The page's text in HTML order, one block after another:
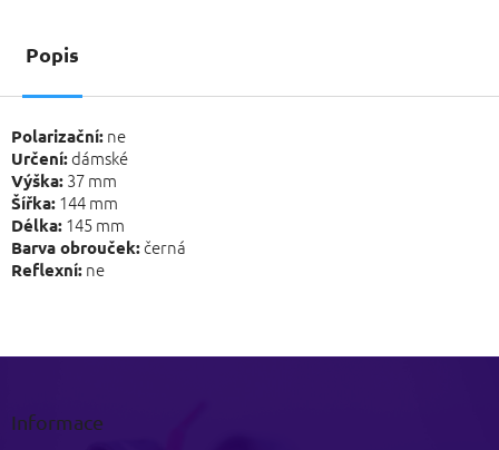
Popis
Polarizační: ne
Určení:dámské
Výška: 37 mm
Šířka: 144 mm
Délka: 145 mm
Barva obrouček: černá
Reflexní: ne
Informace